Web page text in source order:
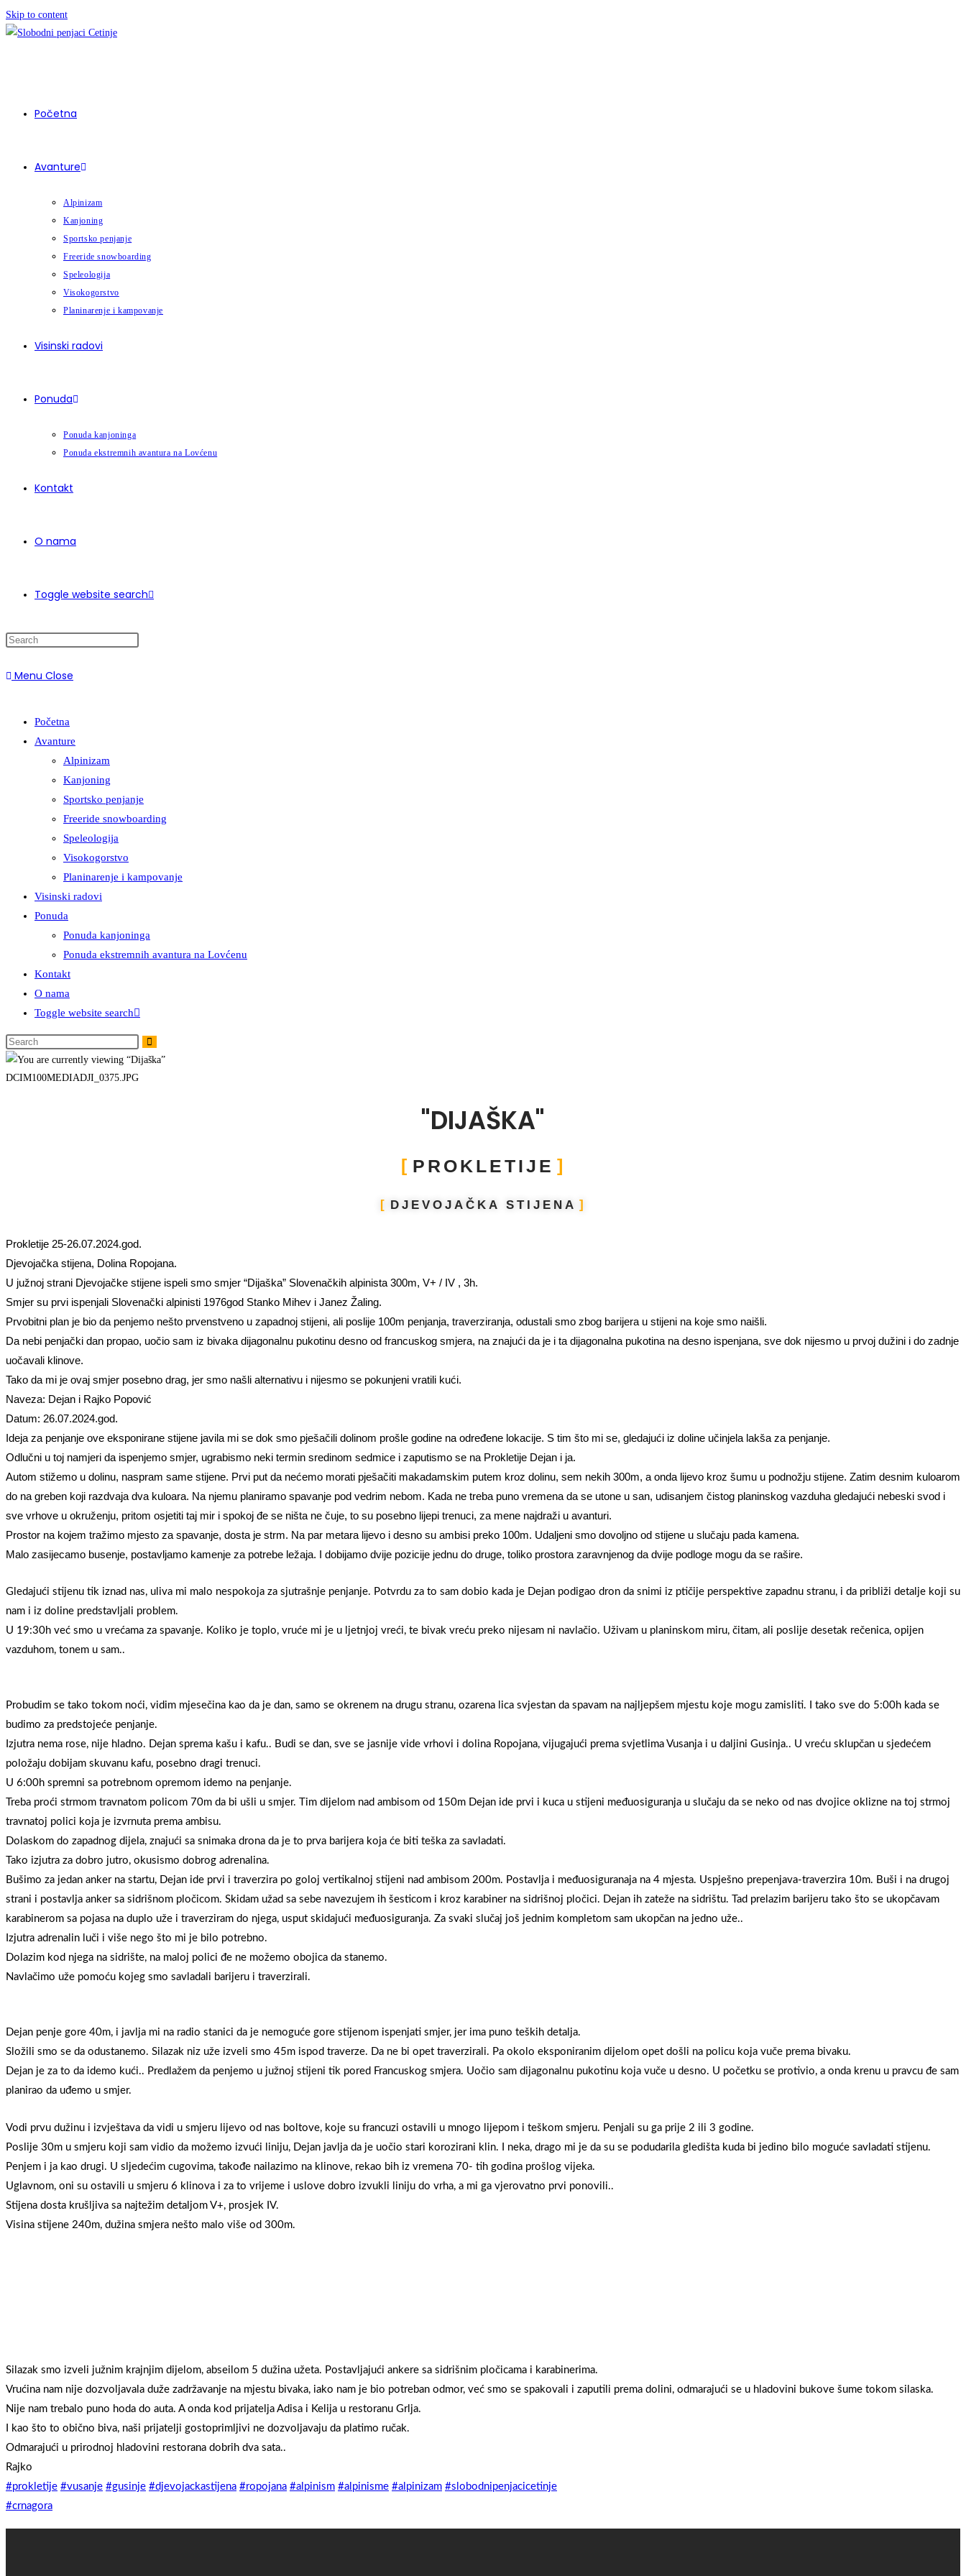
Skip to content
Početna
Avanture
Alpinizam
Kanjoning
Sportsko penjanje
Freeride snowboarding
Speleologija
Visokogorstvo
Planinarenje i kampovanje
Visinski radovi
Ponuda
Ponuda kanjoninga
Ponuda ekstremnih avantura na Lovćenu
Kontakt
O nama
Toggle website search
Menu Close
Početna
Avanture
Alpinizam
Kanjoning
Sportsko penjanje
Freeride snowboarding
Speleologija
Visokogorstvo
Planinarenje i kampovanje
Visinski radovi
Ponuda
Ponuda kanjoninga
Ponuda ekstremnih avantura na Lovćenu
Kontakt
O nama
Toggle website search
DCIM100MEDIADJI_0375.JPG
"DIJAŠKA"
PROKLETIJE
DJEVOJAČKA STIJENA
Prokletije 25-26.07.2024.god.
Djevojačka stijena, Dolina Ropojana.
U južnoj strani Djevojačke stijene ispeli smo smjer “Dijaška” Slovenačkih alpinista 300m, V+ / IV , 3h.
Smjer su prvi ispenjali Slovenački alpinisti 1976god Stanko Mihev i Janez Žaling.
Prvobitni plan je bio da penjemo nešto prvenstveno u zapadnoj stijeni, ali poslije 100m penjanja, traverziranja, odustali smo zbog barijera u stijeni na koje smo naišli.
Da nebi penjački dan propao, uočio sam iz bivaka dijagonalnu pukotinu desno od francuskog smjera, na znajući da je i ta dijagonalna pukotina na desno ispenjana, sve dok nijesmo u prvoj dužini i do zadnje
uočavali klinove.
Tako da mi je ovaj smjer posebno drag, jer smo našli alternativu i nijesmo se pokunjeni vratili kući.
Naveza: Dejan i Rajko Popović
Datum: 26.07.2024.god.
Ideja za penjanje ove eksponirane stijene javila mi se dok smo pješačili dolinom prošle godine na određene lokacije. S tim što mi se, gledajući iz doline učinjela lakša za penjanje.
Odlučni u toj namjeri da ispenjemo smjer, ugrabismo neki termin sredinom sedmice i zaputismo se na Prokletije Dejan i ja.
Autom stižemo u dolinu, naspram same stijene. Prvi put da nećemo morati pješačiti makadamskim putem kroz dolinu, sem nekih 300m, a onda lijevo kroz šumu u podnožju stijene. Zatim desnim kuloarom
do na greben koji razdvaja dva kuloara. Na njemu planiramo spavanje pod vedrim nebom. Kada ne treba puno vremena da se utone u san, udisanjem čistog planinskog vazduha gledajući nebeski svod i
sve vrhove u okruženju, pritom osjetiti taj mir i spokoj đe se ništa ne čuje, to su posebno lijepi trenuci, za mene najdraži u avanturi.
Prostor na kojem tražimo mjesto za spavanje, dosta je strm. Na par metara lijevo i desno su ambisi preko 100m. Udaljeni smo dovoljno od stijene u slučaju pada kamena.
Malo zasijecamo busenje, postavljamo kamenje za potrebe ležaja. I dobijamo dvije pozicije jednu do druge, toliko prostora zaravnjenog da dvije podloge mogu da se rašire.
Gledajući stijenu tik iznad nas, uliva mi malo nespokoja za sjutrašnje penjanje. Potvrdu za to sam dobio kada je Dejan podigao dron da snimi iz ptičije perspektive zapadnu stranu, i da približi detalje koji su
nam i iz doline predstavljali problem.
U 19:30h već smo u vrećama za spavanje. Koliko je toplo, vruće mi je u ljetnjoj vreći, te bivak vreću preko nijesam ni navlačio. Uživam u planinskom miru, čitam, ali poslije desetak rečenica, opijen
vazduhom, tonem u sam..
Probudim se tako tokom noći, vidim mjesečina kao da je dan, samo se okrenem na drugu stranu, ozarena lica svjestan da spavam na najljepšem mjestu koje mogu zamisliti. I tako sve do 5:00h kada se
budimo za predstojeće penjanje.
Izjutra nema rose, nije hladno. Dejan sprema kašu i kafu.. Budi se dan, sve se jasnije vide vrhovi i dolina Ropojana, vijugajući prema svjetlima Vusanja i u daljini Gusinja.. U vreću sklupčan u sjedećem
položaju dobijam skuvanu kafu, posebno dragi trenuci.
U 6:00h spremni sa potrebnom opremom idemo na penjanje.
Treba proći strmom travnatom policom 70m da bi ušli u smjer. Tim dijelom nad ambisom od 150m Dejan ide prvi i kuca u stijeni međuosiguranja u slučaju da se neko od nas dvojice oklizne na toj strmoj
travnatoj polici koja je izvrnuta prema ambisu.
Dolaskom do zapadnog dijela, znajući sa snimaka drona da je to prva barijera koja će biti teška za savladati.
Tako izjutra za dobro jutro, okusismo dobrog adrenalina.
Bušimo za jedan anker na startu, Dejan ide prvi i traverzira po goloj vertikalnoj stijeni nad ambisom 200m. Postavlja i međuosiguranaja na 4 mjesta. Uspješno prepenjava-traverzira 10m. Buši i na drugoj
strani i postavlja anker sa sidrišnom pločicom. Skidam užad sa sebe navezujem ih šesticom i kroz karabiner na sidrišnoj pločici. Dejan ih zateže na sidrištu. Tad prelazim barijeru tako što se ukopčavam
karabinerom sa pojasa na duplo uže i traverziram do njega, usput skidajući međuosiguranja. Za svaki slučaj još jednim kompletom sam ukopčan na jedno uže..
Izjutra adrenalin luči i više nego što mi je bilo potrebno.
Dolazim kod njega na sidrište, na maloj polici đe ne možemo obojica da stanemo.
Navlačimo uže pomoću kojeg smo savladali barijeru i traverzirali.
Dejan penje gore 40m, i javlja mi na radio stanici da je nemoguće gore stijenom ispenjati smjer, jer ima puno teških detalja.
Složili smo se da odustanemo. Silazak niz uže izveli smo 45m ispod traverze. Da ne bi opet traverzirali. Pa okolo eksponiranim dijelom opet došli na policu koja vuče prema bivaku.
Dejan je za to da idemo kući.. Predlažem da penjemo u južnoj stijeni tik pored Francuskog smjera. Uočio sam dijagonalnu pukotinu koja vuče u desno. U početku se protivio, a onda krenu u pravcu đe sam
planirao da uđemo u smjer.
Vodi prvu dužinu i izvještava da vidi u smjeru lijevo od nas boltove, koje su francuzi ostavili u mnogo lijepom i teškom smjeru. Penjali su ga prije 2 ili 3 godine.
Poslije 30m u smjeru koji sam vidio da možemo izvući liniju, Dejan javlja da je uočio stari korozirani klin. I neka, drago mi je da su se podudarila gledišta kuda bi jedino bilo moguće savladati stijenu.
Penjem i ja kao drugi. U sljedećim cugovima, takođe nailazimo na klinove, rekao bih iz vremena 70- tih godina prošlog vijeka.
Uglavnom, oni su ostavili u smjeru 6 klinova i za to vrijeme i uslove dobro izvukli liniju do vrha, a mi ga vjerovatno prvi ponovili..
Stijena dosta krušljiva sa najtežim detaljom V+, prosjek IV.
Visina stijene 240m, dužina smjera nešto malo više od 300m.
Silazak smo izveli južnim krajnjim dijelom, abseilom 5 dužina užeta. Postavljajući ankere sa sidrišnim pločicama i karabinerima.
Vrućina nam nije dozvoljavala duže zadržavanje na mjestu bivaka, iako nam je bio potreban odmor, već smo se spakovali i zaputili prema dolini, odmarajući se u hladovini bukove šume tokom silaska.
Nije nam trebalo puno hoda do auta. A onda kod prijatelja Adisa i Kelija u restoranu Grlja.
I kao što to obično biva, naši prijatelji gostoprimljivi ne dozvoljavaju da platimo ručak.
Odmarajući u prirodnoj hladovini restorana dobrih dva sata..
Rajko
#prokletije #vusanje #gusinje #djevojackastijena #ropojana #alpinism #alpinisme #alpinizam #slobodnipenjacicetinje
#crnagora